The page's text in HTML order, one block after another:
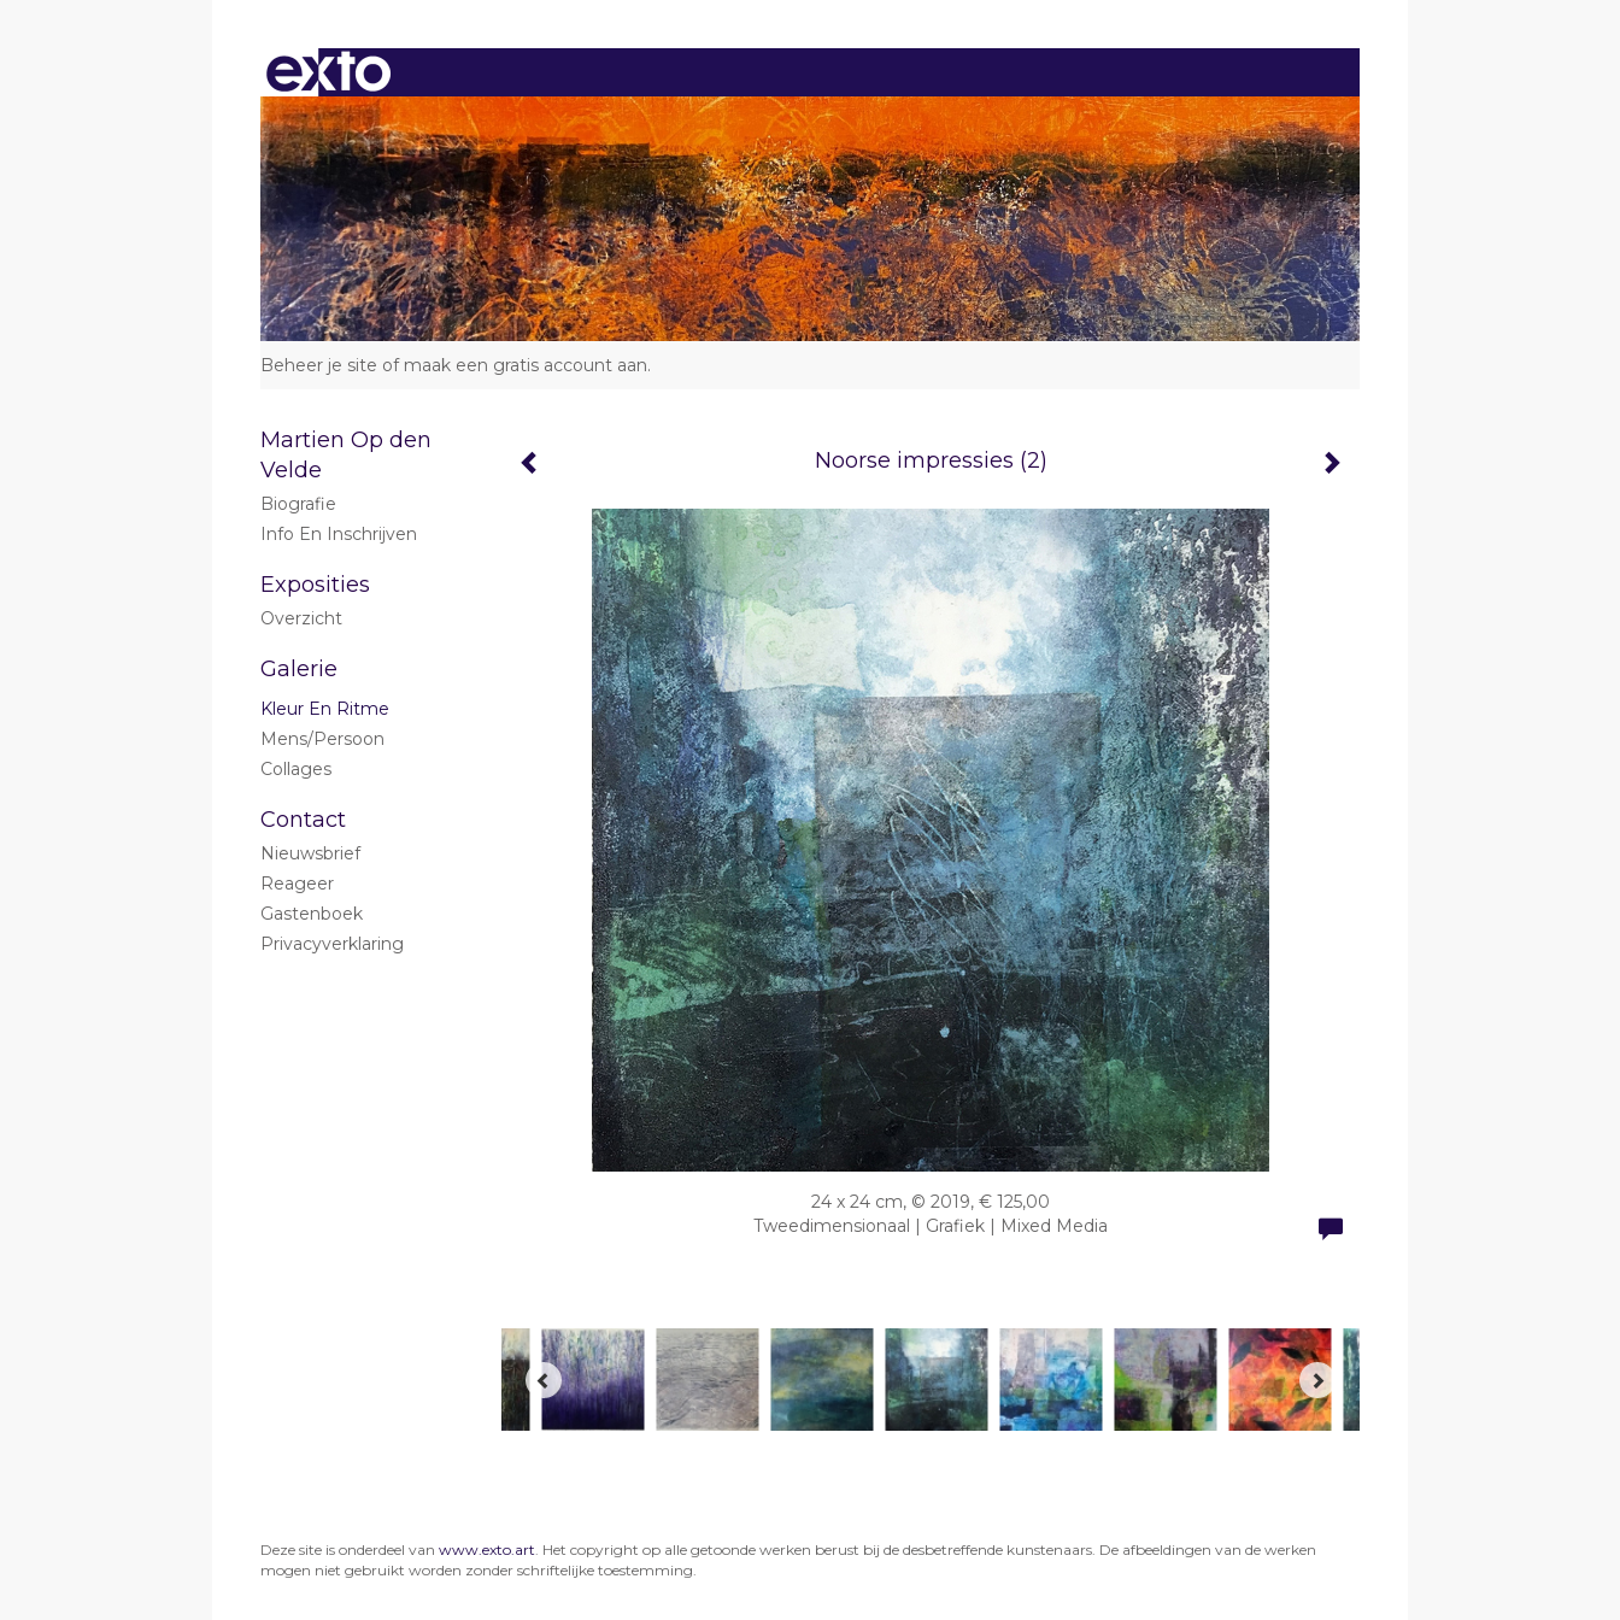
Beheer je site of maak een gratis account aan.
Noorse impressies (2)
24 x 24 cm, © 2019, € 125,00
Tweedimensionaal | Grafiek | Mixed Media
Martien Op den
Velde
Biografie
Info En Inschrijven
Exposities
Overzicht
Galerie
Kleur En Ritme
Mens/persoon
Collages
Contact
Nieuwsbrief
Reageer
Gastenboek
Privacyverklaring
Deze site is onderdeel van www.exto.art. Het copyright op alle getoonde werken berust bij de desbetreffende kunstenaars. De afbeeldingen van de werken
mogen niet gebruikt worden zonder schriftelijke toestemming.